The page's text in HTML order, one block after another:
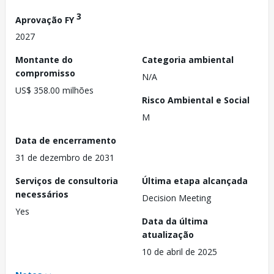
Aprovação FY3
2027
Montante do
compromisso
US$ 358.00 milhões
Categoria ambiental
N/A
Risco Ambiental e Social
M
Data de encerramento
31 de dezembro de 2031
Serviços de consultoria
necessários
Yes
Última etapa alcançada
Decision Meeting
Data da última
atualização
10 de abril de 2025